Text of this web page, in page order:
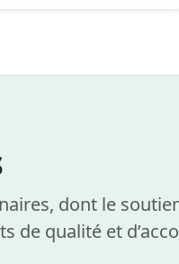
dont le
de qualité et